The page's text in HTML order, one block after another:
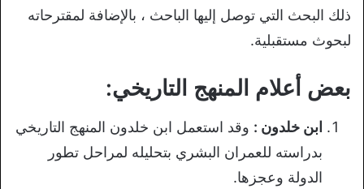
ذلك البحث التي توصل إليها الباحث ، بالإضافة لمقترحاته
لبحوث مستقبلية.
بعض أعلام المنهج التاريخي:
ابن خلدون : وقد استعمل ابن خلدون المنهج التاريخي
بدراسته للعمران البشري بتحليله لمراحل تطور
الدولة وعجزها.